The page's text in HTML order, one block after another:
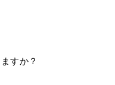
すか？